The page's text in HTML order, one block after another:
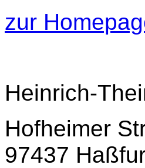
zur
Heinrich-
Hofheimer
97437